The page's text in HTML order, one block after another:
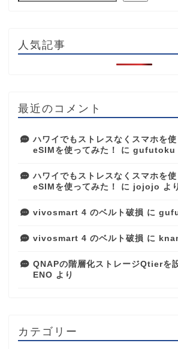
人気記事
最近のコメント
ハワイでもストレスなくスマホを
eSIMを使ってみた！
に gufutoku
ハワイでもストレスなくスマホを
eSIMを使ってみた！
に jojojo より
vivosmart 4 のベルト破損 に
vivosmart 4 のベルト破損 に
QNAPの階層化ストレージQtierを
ENO より
カテゴリー